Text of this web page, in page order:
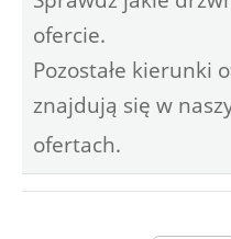
ofercie.
Pozostałe kierunki
znajdują się w
ofertach.